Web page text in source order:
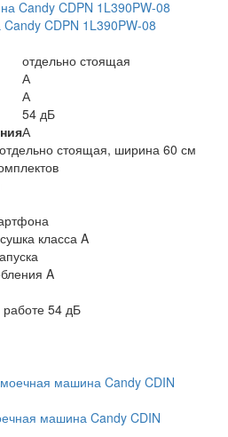
CDPN 1L390PW-08
отдельно стоящая
А
А
54 дБ
А
стоящая, ширина 60 см
класса A
A
54 дБ
машина Candy CDIN